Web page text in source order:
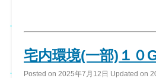
宅内環境(一部)１０
Posted on 2025年7月12日 Updated on